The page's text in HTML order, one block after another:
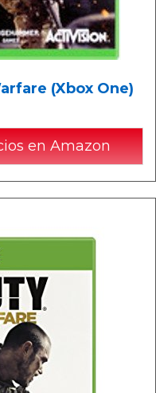
(Xbox One)
en Amazon